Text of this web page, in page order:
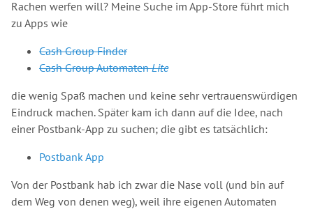
Rachen werfen will? Meine Suche im App-Store führt mich
zu Apps wie
Cash Group Finder
Cash Group AutomatenLite
die wenig Spaß machen und keine sehr vertrauenswürdigen
Eindruck machen. Später kam ich dann auf die Idee, nach
einer Postbank-App zu suchen; die gibt es tatsächlich:
Postbank App
Von der Postbank hab ich zwar die Nase voll (und bin auf
dem Weg von denen weg), weil ihre eigenen Automaten